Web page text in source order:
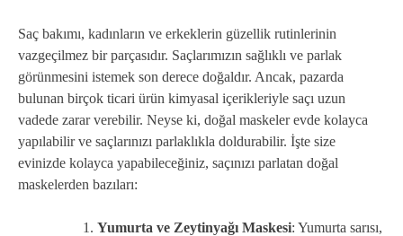
Saç bakımı, kadınların ve erkeklerin güzellik rutinlerinin
vazgeçilmez bir parçasıdır. Saçlarımızın sağlıklı ve parlak
görünmesini istemek son derece doğaldır. Ancak, pazarda
bulunan birçok ticari ürün kimyasal içerikleriyle saçı uzun
vadede zarar verebilir. Neyse ki, doğal maskeler evde kolayca
yapılabilir ve saçlarınızı parlaklıkla doldurabilir. İşte size
evinizde kolayca yapabileceğiniz, saçınızı parlatan doğal
maskelerden bazıları:
Yumurta ve Zeytinyağı Maskesi: Yumurta sarısı,